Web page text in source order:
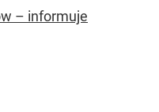
– informuje